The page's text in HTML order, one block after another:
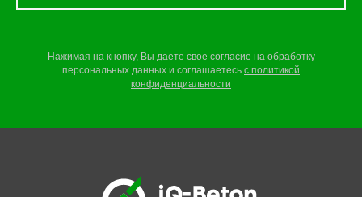
Нажимая на кнопку, Вы даете свое согласие на обработку
персональных данных и соглашаетесь c политикой
конфиденциальности